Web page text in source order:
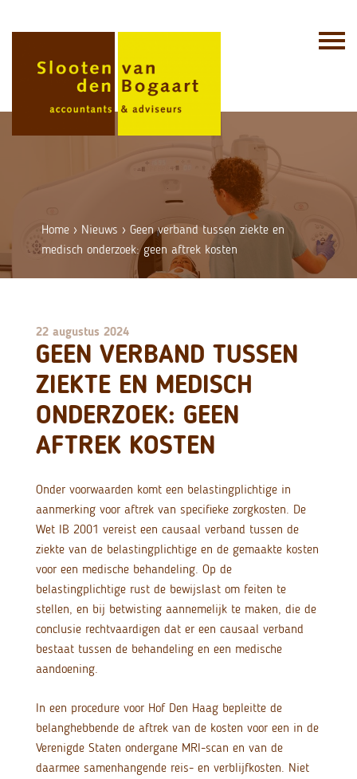
Home › Nieuws ›Geen verband tussen ziekte en
medisch onderzoek: geen aftrek kosten
22 augustus 2024
GEEN VERBAND TUSSEN
ZIEKTE EN MEDISCH
ONDERZOEK: GEEN
AFTREK KOSTEN
Onder voorwaarden komt een belastingplichtige in
aanmerking voor aftrek van specifieke zorgkosten. De
Wet IB 2001 vereist een causaal verband tussen de
ziekte van de belastingplichtige en de gemaakte kosten
voor een medische behandeling. Op de
belastingplichtige rust de bewijslast om feiten te
stellen, en bij betwisting aannemelijk te maken, die de
conclusie rechtvaardigen dat er een causaal verband
bestaat tussen de behandeling en een medische
aandoening.
In een procedure voor Hof Den Haag bepleitte de
belanghebbende de aftrek van de kosten voor een in de
Verenigde Staten ondergane MRI-scan en van de
daarmee samenhangende reis- en verblijfkosten. Niet